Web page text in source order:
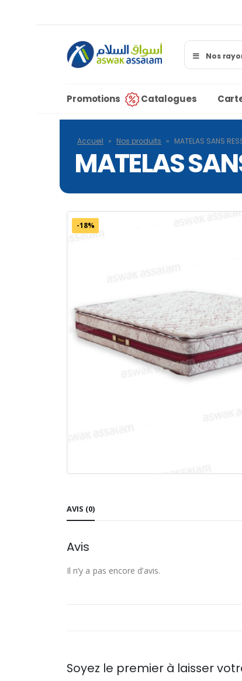
Nos
Promotions Catalogues
Accueil » Nos produits » MATELAS SANS
MATELAS
-18%
AVIS (0)
Avis
Il n’y a pas encore d’avis.
Soyez le premier à laisser votre